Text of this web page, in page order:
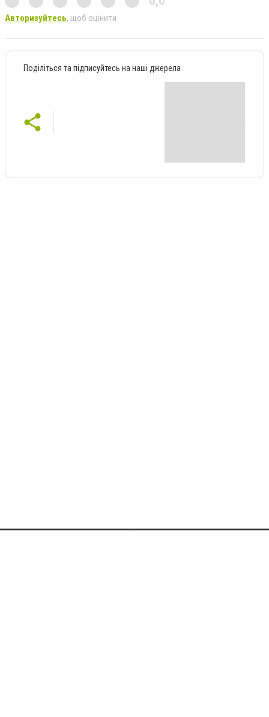
Авторизуйтесь, щоб оцінити
Поділіться та підписуйтесь на наші джерела